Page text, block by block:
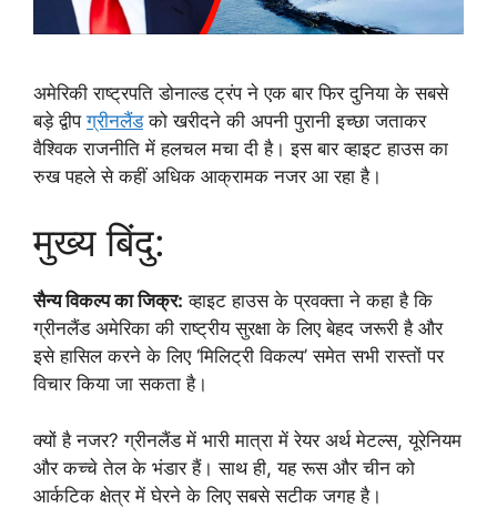
अमेरिकी राष्ट्रपति डोनाल्ड ट्रंप ने एक बार फिर दुनिया के सबसे
बड़े द्वीपग्रीनलैंडको खरीदने की अपनी पुरानी इच्छा जताकर
वैश्विक राजनीति में हलचल मचा दी है। इस बार व्हाइट हाउस का
रुख पहले से कहीं अधिक आक्रामक नजर आ रहा है।
मुख्य बिंदु:
सैन्य विकल्प का जिक्र: व्हाइट हाउस के प्रवक्ता ने कहा है कि
ग्रीनलैंड अमेरिका की राष्ट्रीय सुरक्षा के लिए बेहद जरूरी है और
इसे हासिल करने के लिए ‘मिलिट्री विकल्प’ समेत सभी रास्तों पर
विचार किया जा सकता है।
क्यों है नजर? ग्रीनलैंड में भारी मात्रा में रेयर अर्थ मेटल्स, यूरेनियम
और कच्चे तेल के भंडार हैं। साथ ही, यह रूस और चीन को
आर्कटिक क्षेत्र में घेरने के लिए सबसे सटीक जगह है।